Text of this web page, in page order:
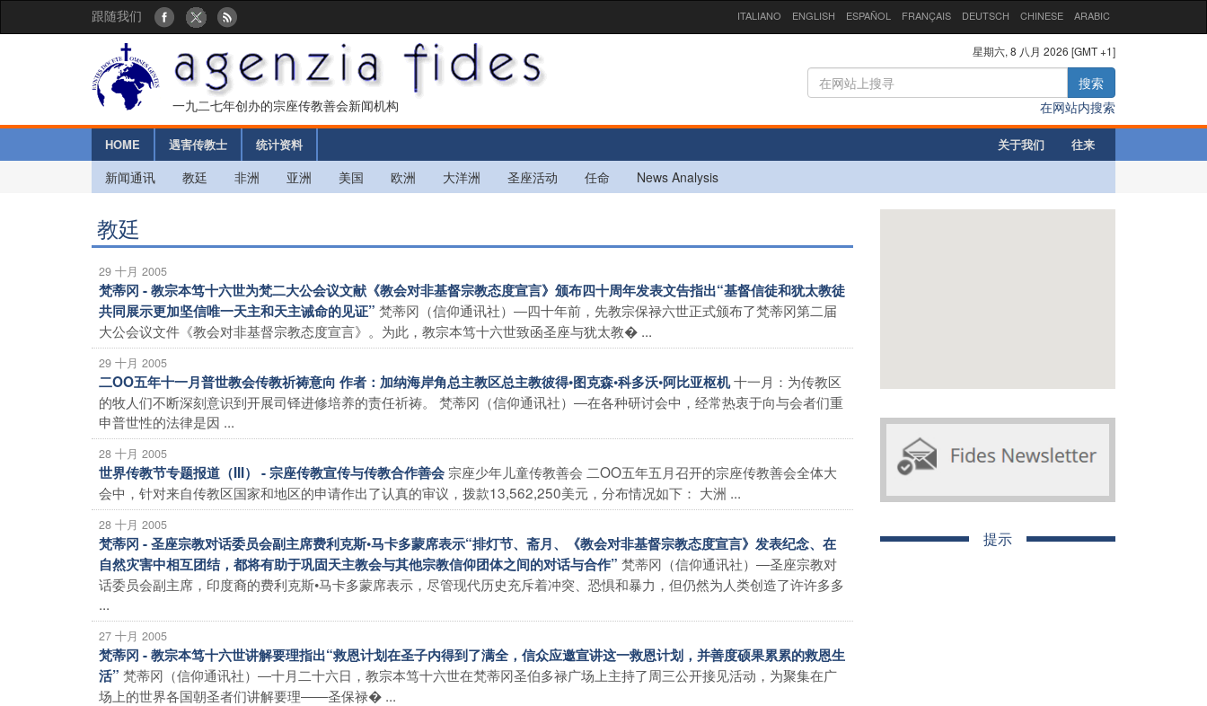
跟随我们 ITALIANO ENGLISH ESPAÑOL FRANÇAIS DEUTSCH CHINESE ARABIC
一九二七年创办的宗座传教善会新闻机构
星期六, 8 八月 2026 [GMT +1]
搜索
在网站内搜索
HOME 遇害传教士 统计资料 关于我们 往来
新闻通讯 教廷 非洲 亚洲 美国 欧洲 大洋洲 圣座活动 任命 News Analysis
教廷
29 十月 2005
梵蒂冈 - 教宗本笃十六世为梵二大公会议文献《教会对非基督宗教态度宣言》颁布四十周年发表文告指出“基督信徒和犹太教徒
共同展示更加坚信唯一天主和天主诫命的见证” 梵蒂冈（信仰通讯社）―四十年前，先教宗保禄六世正式颁布了梵蒂冈第二届
大公会议文件《教会对非基督宗教态度宣言》。为此，教宗本笃十六世致函圣座与犹太教� ...
29 十月 2005
二OO五年十一月普世教会传教祈祷意向 作者：加纳海岸角总主教区总主教彼得•图克森•科多沃•阿比亚枢机十一月：为传教区
的牧人们不断深刻意识到开展司铎进修培养的责任祈祷。 梵蒂冈（信仰通讯社）―在各种研讨会中，经常热衷于向与会者们重
申普世性的法律是因 ...
28 十月 2005
世界传教节专题报道（III） - 宗座传教宣传与传教合作善会 宗座少年儿童传教善会 二OO五年五月召开的宗座传教善会全体大
会中，针对来自传教区国家和地区的申请作出了认真的审议，拨款13,562,250美元，分布情况如下： 大洲 ...
28 十月 2005
梵蒂冈 - 圣座宗教对话委员会副主席费利克斯•马卡多蒙席表示“排灯节、斋月、《教会对非基督宗教态度宣言》发表纪念、在
自然灾害中相互团结，都将有助于巩固天主教会与其他宗教信仰团体之间的对话与合作” 梵蒂冈（信仰通讯社）―圣座宗教对
话委员会副主席，印度裔的费利克斯•马卡多蒙席表示，尽管现代历史充斥着冲突、恐惧和暴力，但仍然为人类创造了许许多多
...
27 十月 2005
梵蒂冈 - 教宗本笃十六世讲解要理指出“救恩计划在圣子内得到了满全，信众应邀宣讲这一救恩计划，并善度硕果累累的救恩生
活” 梵蒂冈（信仰通讯社）―十月二十六日，教宗本笃十六世在梵蒂冈圣伯多禄广场上主持了周三公开接见活动，为聚集在广
场上的世界各国朝圣者们讲解要理――圣保禄� ...
提示